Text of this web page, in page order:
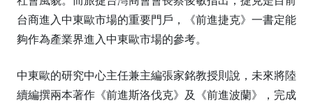
台商進入中東歐市場的重要門戶，《前進捷克》一書定能
夠作為產業界進入中東歐市場的參考。
中東歐的研究中心主任兼主編張家銘教授則說，未來將陸
續編撰兩本著作《前進斯洛伐克》及《前進波蘭》，完成